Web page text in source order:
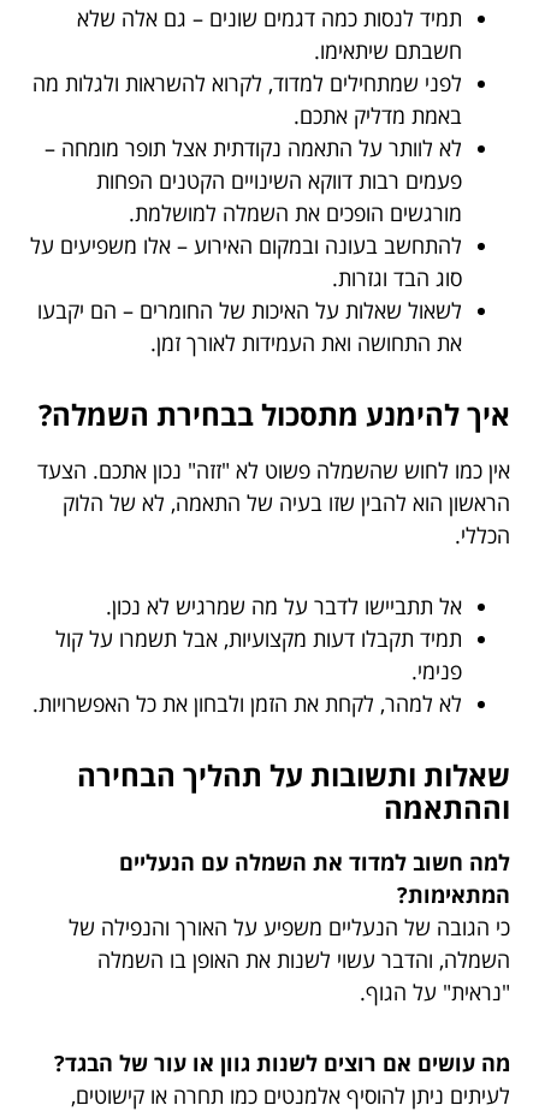
תמיד לנסות כמה דגמים שונים – גם אלה שלא
חשבתם שיתאימו.
לפני שמתחילים למדוד, לקרוא להשראות ולגלות מה
באמת מדליק אתכם.
לא לוותר על התאמה נקודתית אצל תופר מומחה –
פעמים רבות דווקא השינויים הקטנים הפחות
מורגשים הופכים את השמלה למושלמת.
להתחשב בעונה ובמקום האירוע – אלו משפיעים על
סוג הבד וגזרות.
לשאול שאלות על האיכות של החומרים – הם יקבעו
את התחושה ואת העמידות לאורך זמן.
איך להימנע מתסכול בבחירת השמלה?
אין כמו לחוש שהשמלה פשוט לא "זזה" נכון אתכם. הצעד
הראשון הוא להבין שזו בעיה של התאמה, לא של הלוק
הכללי.
אל תתביישו לדבר על מה שמרגיש לא נכון.
תמיד תקבלו דעות מקצועיות, אבל תשמרו על קול
פנימי.
לא למהר, לקחת את הזמן ולבחון את כל האפשרויות.
שאלות ותשובות על תהליך הבחירה
וההתאמה
למה חשוב למדוד את השמלה עם הנעליים
המתאימות?
כי הגובה של הנעליים משפיע על האורך והנפילה של
השמלה, והדבר עשוי לשנות את האופן בו השמלה
"נראית" על הגוף.
מה עושים אם רוצים לשנות גוון או עור של הבגד?
לעיתים ניתן להוסיף אלמנטים כמו תחרה או קישוטים,